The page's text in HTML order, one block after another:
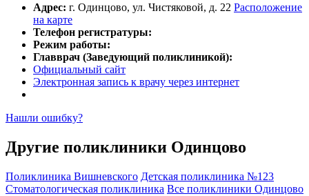
Адрес: г. Одинцово, ул. Чистяковой, д. 22 Расположение
на карте
Телефон регистратуры:
Режим работы:
Главврач (Заведующий поликлиникой):
Официальный сайт
Электронная запись к врачу через интернет
Нашли ошибку?
Другие поликлиники Одинцово
Поликлиника Вишневского Детская поликлиника №123
Стоматологическая поликлиника Все поликлиники Одинцово